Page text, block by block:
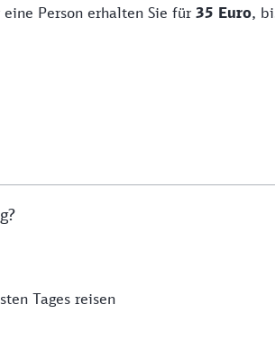
Person erhalten Sie für 35 Euro,
Tages reisen